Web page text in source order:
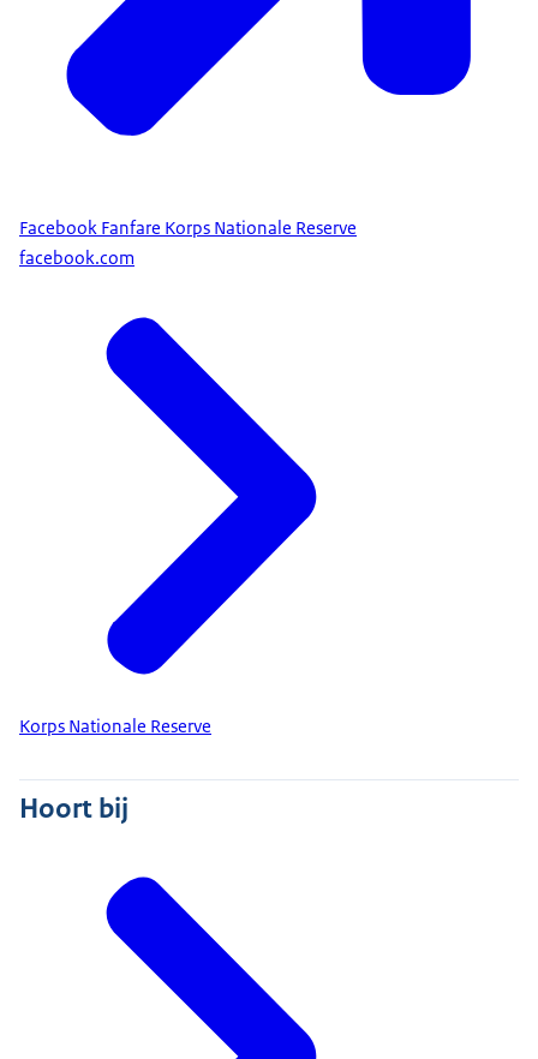
Facebook Fanfare Korps Nationale Reserve
facebook.com
Korps Nationale Reserve
Hoort bij